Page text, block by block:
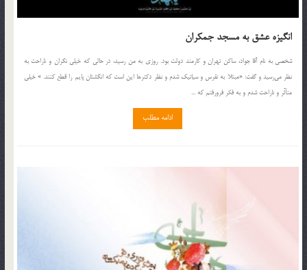
انگیزه عشق به مسجد جمکران
شخصي به نام آقا جواد، ساكن تهران و كارمند دولت بود. روزي به من رسيد، در حالي كه خيلي نگران و ناراحت به
نظر مي‌رسيد و گفت: «مبتلا به نقرس و سياتيك شدم و نظر دكترها اين است كه انگشتان پايم را قطع كنند. » خيلي
متأثّر و ناراحت شدم و به فكر فرورفتم كه ...
ادامه مطلب